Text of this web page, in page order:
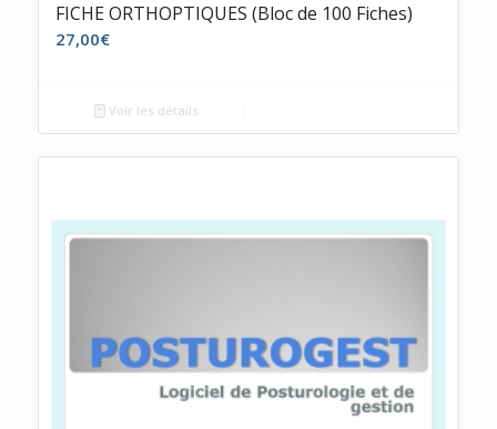
FICHE ORTHOPTIQUES (Bloc de 100 Fiches)
27,00€
Voir les détails